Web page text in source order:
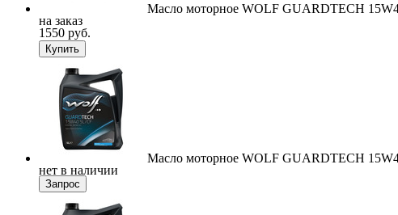
Масло моторное WOLF GUARDTECH
на заказ
1550 руб.
Купить
Масло моторное WOLF GUARDTECH
нет в наличии
Запрос